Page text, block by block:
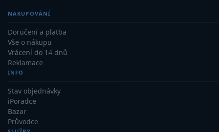
NAKUPOVÁNÍ
Doručení a platba
Vše o nákupu
Vrácení do 14 dnů
Reklamace
INFO
Stav objednávky
iPoradce
Bazar
Průvodce